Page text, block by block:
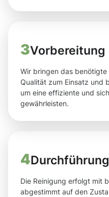
3Vorbereitung
Wir bringen das
Qualität zum Einsatz und
um eine effiziente und
gewährleisten.
4Durchführung
Die Reinigung erfolgt mit
abgestimmt auf den